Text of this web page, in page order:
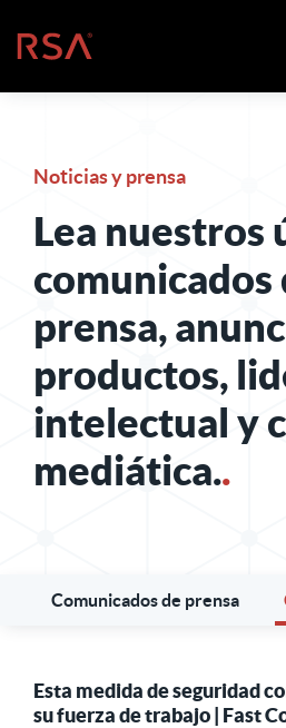
Inicio
Noticias y prensa
Lea nuestros
comunicados
prensa,
productos,
intelectual y
mediática..
Comunicados de prensa
Esta medida de seguridad
su fuerza de trabajo | Fast